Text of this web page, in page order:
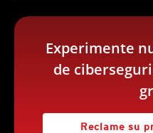
Experimente
de
Reclame su